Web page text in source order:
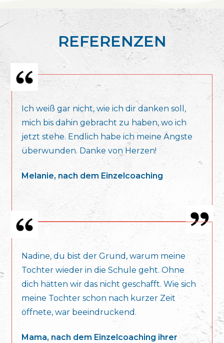
REFERENZEN
Ich weiß gar nicht, wie ich dir danken soll,
mich bis dahin gebracht zu haben, wo ich
jetzt stehe. Endlich habe ich meine Ängste
überwunden. Danke von Herzen!
Melanie, nach dem Einzelcoaching
Nadine, du bist der Grund, warum meine
Tochter wieder in die Schule geht. Ohne
dich hätten wir das nicht geschafft. Wie sich
meine Tochter schon nach kurzer Zeit
öffnete, war beeindruckend.
Mama, nach dem Einzelcoaching ihrer